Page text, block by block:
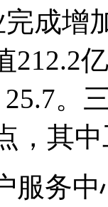
成增
212.2
。
，其
服务